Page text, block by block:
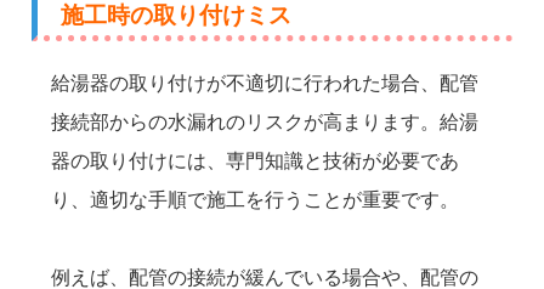
施工時の取り付けミス
給湯器の取り付けが不適切に行われた場合、配管
接続部からの水漏れのリスクが高まります。給湯
器の取り付けには、専門知識と技術が必要であ
り、適切な手順で施工を行うことが重要です。
例えば、配管の接続が緩んでいる場合や、配管の